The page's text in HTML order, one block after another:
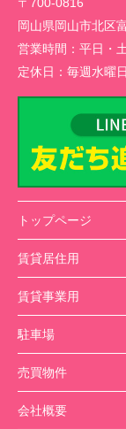
岡山県岡山市北区
営業時間： 平日・
定休日： 毎週水曜
トップページ
賃貸居住用
賃貸事業用
駐車場
売買物件
会社概要